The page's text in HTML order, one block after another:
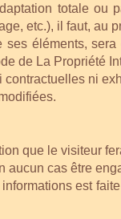
totale
etc.), il faut, au
éléments,
de La Propriété
ni
que le visiteur
aucun cas être
est